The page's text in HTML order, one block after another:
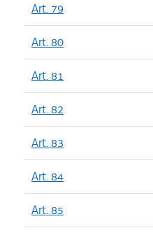
Art. 79
Art. 80
Art. 81
Art. 82
Art. 83
Art. 84
Art. 85